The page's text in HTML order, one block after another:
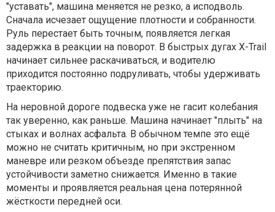
"уставать", машина меняется не резко, а исподволь.
Сначала исчезает ощущение плотности и собранности.
Руль перестает быть точным, появляется легкая
задержка в реакции на поворот. В быстрых дугах X-Trail
начинает сильнее раскачиваться, и водителю
приходится постоянно подруливать, чтобы удерживать
траекторию.
На неровной дороге подвеска уже не гасит колебания
так уверенно, как раньше. Машина начинает "плыть" на
стыках и волнах асфальта. В обычном темпе это ещё
можно не считать критичным, но при экстренном
маневре или резком объезде препятствия запас
устойчивости заметно снижается. Именно в такие
моменты и проявляется реальная цена потерянной
жёсткости передней оси.